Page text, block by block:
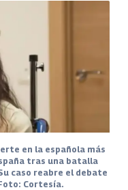
en la española más
tras una batalla
caso reabre el debate
Cortesía.